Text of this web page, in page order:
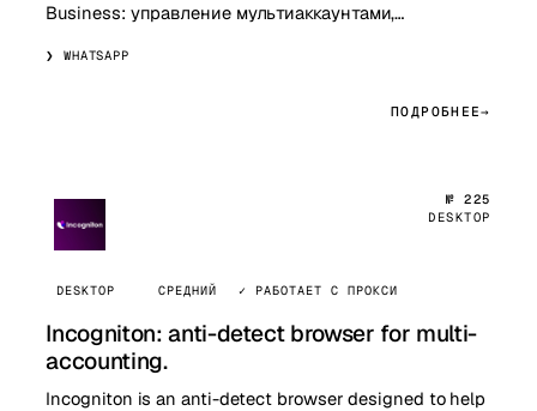
Business: управление мультиаккаунтами,
обработка диал…
WHATSAPP
ПОДРОБНЕЕ
№ 225
DESKTOP
DESKTOP СРЕДНИЙ ✓ РАБОТАЕТ С ПРОКСИ
Incogniton: anti-detect browser for multi-
accounting.
Incogniton is an anti-detect browser designed to help